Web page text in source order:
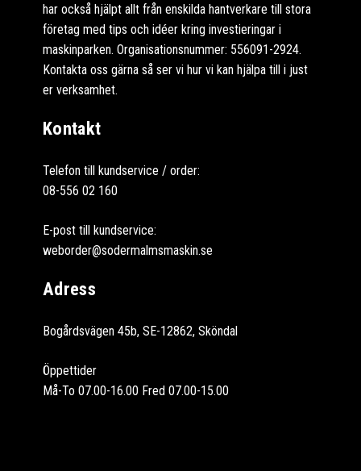
har också hjälpt allt från enskilda hantverkare till stora
företag med tips och idéer kring investieringar i
maskinparken. Organisationsnummer: 556091-2924.
Kontakta oss gärna så ser vi hur vi kan hjälpa till i just
er verksamhet.
Kontakt
Telefon till kundservice / order:
08-556 02 160
E-post till kundservice:
weborder@sodermalmsmaskin.se
Adress
Bogårdsvägen 45b, SE-12862, Sköndal
Öppettider
Må-To 07.00-16.00 Fred 07.00-15.00